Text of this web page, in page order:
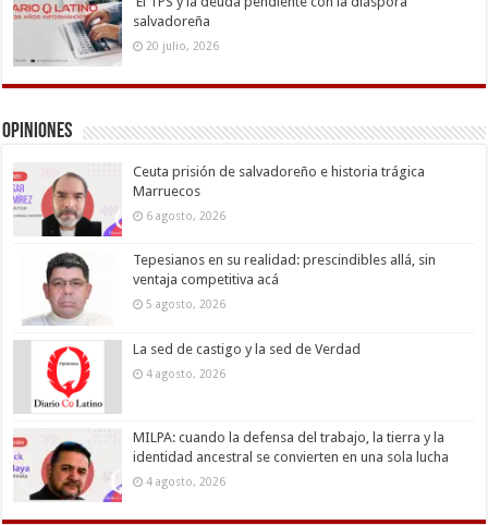
salvadoreña
20 julio, 2026
Opiniones
Ceuta prisión de salvadoreño e historia trágica
Marruecos
6 agosto, 2026
Tepesianos en su realidad: prescindibles allá, sin
ventaja competitiva acá
5 agosto, 2026
La sed de castigo y la sed de Verdad
4 agosto, 2026
MILPA: cuando la defensa del trabajo, la tierra y la
identidad ancestral se convierten en una sola lucha
4 agosto, 2026